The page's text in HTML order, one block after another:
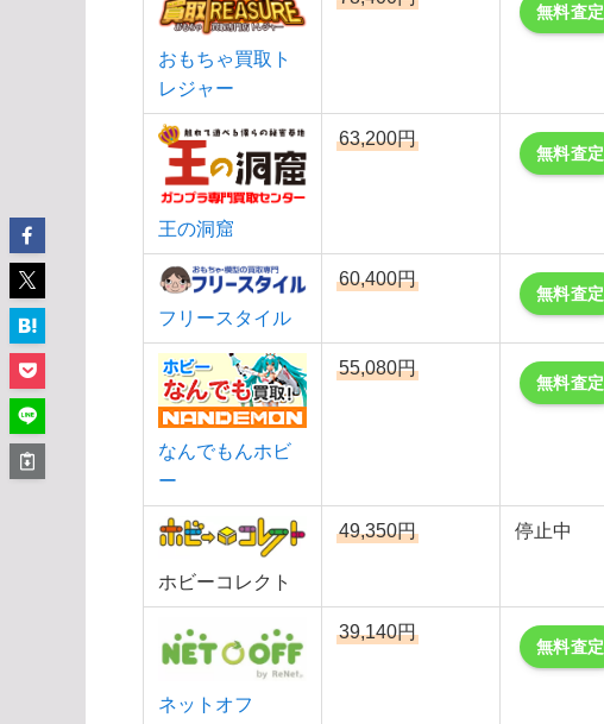
おもちゃ買取ト
レジャー
無料査定
王の洞窟
63,200円
無料査定
フリースタイル
60,400円
無料査定
なんでもんホビ
ー
55,080円
無料査定
ホビーコレクト
49,350円 停止中
ネットオフ
39,140円
無料査定